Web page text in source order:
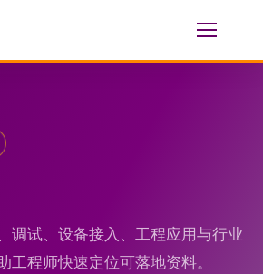
调试、设备接入、工程应用与行业
工程师快速定位可落地资料。